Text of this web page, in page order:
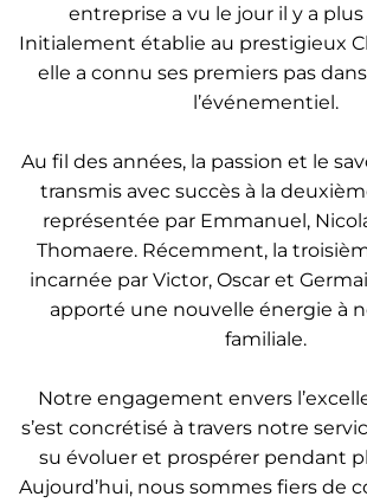
entreprise a vu le jour il y a plus
Initialement établie au prestigieux
elle a connu ses premiers pas
l’événementiel.
Au fil des années, la passion et le
transmis avec succès à la
représentée par Emmanuel,
Thomaere. Récemment, la
incarnée par Victor, Oscar et
apporté une nouvelle énergie à
familiale.
Notre engagement envers
s’est concrétisé à travers notre
su évoluer et prospérer pendant
Aujourd’hui, nous sommes fiers de